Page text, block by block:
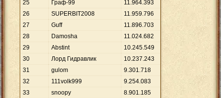
25
Граф-99 11.964.393
26
SUPERBIT2008 11.959.796
27
Guff 11.896.703
28
Damosha 11.024.682
29
Abstint 10.245.549
30
Лорд Гидравлик 10.237.243
31
gulom 9.301.718
32
111volk999 9.254.083
33
snoopy 8.901.185